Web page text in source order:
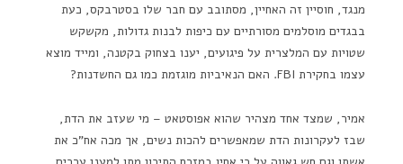
מנגד, חוסיין זה האחיין, מסתובב עם חבר שלו בסטרבקס, כעת
בבגדים מוסלמים מסורתיים עם כיפות לבנות גדולות, מקשקש
שטויות עם המלצרית על פיגועים, יענו בצחוק בקטנה, ומייד מוצא
עצמו בחקירת FBI. האם הנאיביות מוגזמת כמו גם החשדנות?
אמיר, שמצד אחד מצהיר שהוא אפוסטאט – מי שעזב את הדת,
שבז לעקרונות הדת שמאפשרים להכות נשים, אך מכה אח"כ את